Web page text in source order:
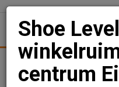
Shoe
centrum